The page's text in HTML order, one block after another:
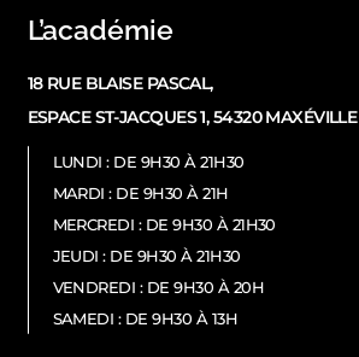
L’académie
18 RUE BLAISE PASCAL,
ESPACE ST-JACQUES 1, 54320 MAXÉVILLE
LUNDI : DE 9H30 À 21H30
MARDI : DE 9H30 À 21H
MERCREDI : DE 9H30 À 21H30
JEUDI : DE 9H30 À 21H30
VENDREDI : DE 9H30 À 20H
SAMEDI : DE 9H30 À 13H